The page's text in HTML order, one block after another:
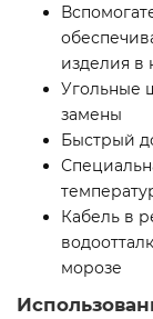
изделия в
Угольные
замены
Быстрый
Кабель в
морозе